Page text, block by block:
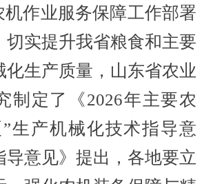
机作业服务保障工作部署
切实提升我省粮食和主要
化生产质量，山东省农业
制定了《2026年主要农
生产机械化技术指导意
导意见》提出，各地要立